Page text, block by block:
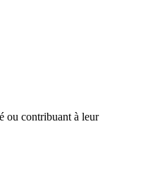
ou contribuant à leur